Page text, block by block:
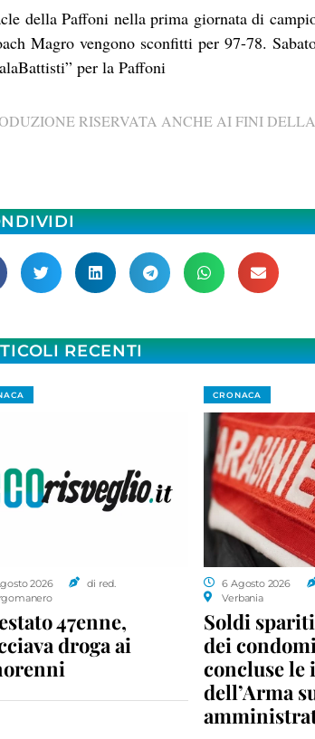
della Paffoni nella prima giornata di
Magro vengono sconfitti per 97-78.
per la Paffoni
RISERVATA ANCHE AI FINI
RECENTI
2026
di red.
47enne,
droga ai
CRONACA
6 Agosto 2026
Verbania
Soldi
dei
concluse le
dell’Arma